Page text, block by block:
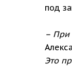
под
– При
Это